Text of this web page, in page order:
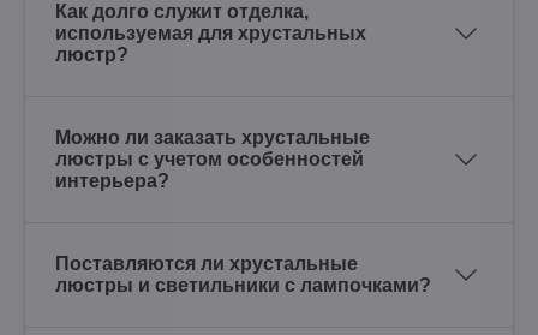
Как долго служит отделка,
используемая для хрустальных
люстр?
Можно ли заказать хрустальные
люстры с учетом особенностей
интерьера?
Поставляются ли хрустальные
люстры и светильники с лампочками?